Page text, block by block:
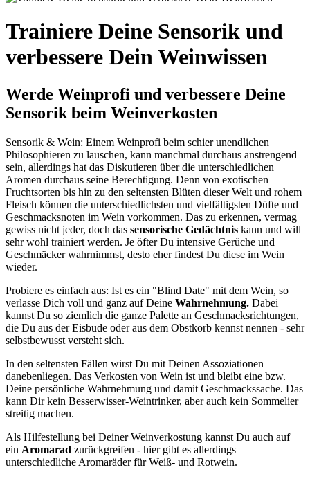
Trainiere Deine Sensorik und
verbessere Dein Weinwissen
Werde Weinprofi und verbessere Deine
Sensorik beim Weinverkosten
Sensorik & Wein: Einem Weinprofi beim schier unendlichen
Philosophieren zu lauschen, kann manchmal durchaus anstrengend
sein, allerdings hat das Diskutieren über die unterschiedlichen
Aromen durchaus seine Berechtigung. Denn von exotischen
Fruchtsorten bis hin zu den seltensten Blüten dieser Welt und rohem
Fleisch können die unterschiedlichsten und vielfältigsten Düfte und
Geschmacksnoten im Wein vorkommen. Das zu erkennen, vermag
gewiss nicht jeder, doch das sensorische Gedächtnis kann und will
sehr wohl trainiert werden. Je öfter Du intensive Gerüche und
Geschmäcker wahrnimmst, desto eher findest Du diese im Wein
wieder.
Probiere es einfach aus: Ist es ein "Blind Date" mit dem Wein, so
verlasse Dich voll und ganz auf Deine Wahrnehmung. Dabei
kannst Du so ziemlich die ganze Palette an Geschmacksrichtungen,
die Du aus der Eisbude oder aus dem Obstkorb kennst nennen - sehr
selbstbewusst versteht sich.
In den seltensten Fällen wirst Du mit Deinen Assoziationen
danebenliegen. Das Verkosten von Wein ist und bleibt eine bzw.
Deine persönliche Wahrnehmung und damit Geschmackssache. Das
kann Dir kein Besserwisser-Weintrinker, aber auch kein Sommelier
streitig machen.
Als Hilfestellung bei Deiner Weinverkostung kannst Du auch auf
ein Aromarad zurückgreifen - hier gibt es allerdings
unterschiedliche Aromaräder für Weiß- und Rotwein.